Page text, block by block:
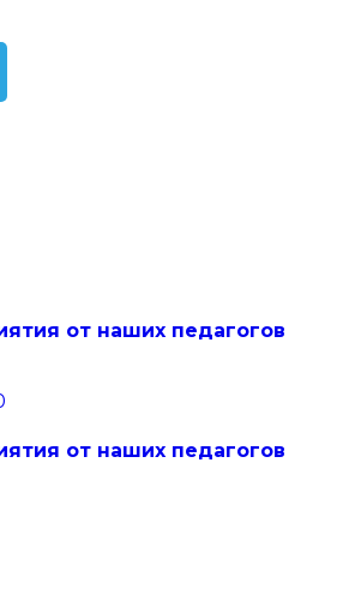
от наших педагогов
от наших педагогов